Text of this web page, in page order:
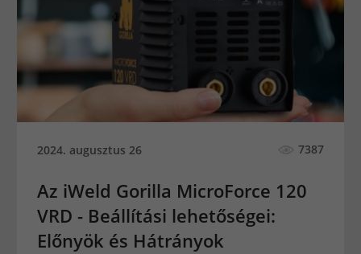
2024. augusztus 26 7387
Az iWeld Gorilla MicroForce 120
VRD - Beállítási lehetőségei:
Előnyök és Hátrányok